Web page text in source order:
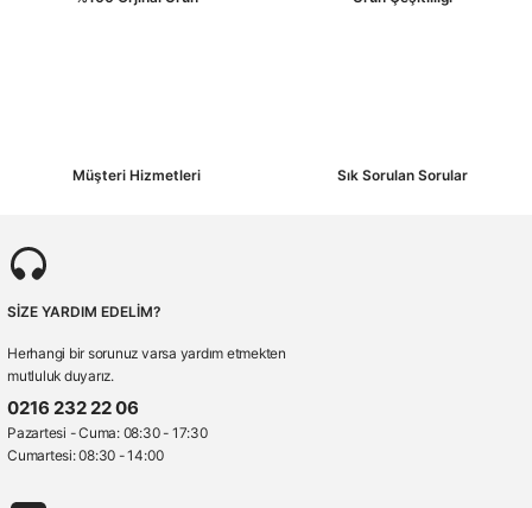
Müşteri Hizmetleri Sık Sorulan Sorular
SİZE YARDIM EDELİM?
Herhangi bir sorunuz varsa yardım etmekten
mutluluk duyarız.
0216 232 22 06
Pazartesi - Cuma: 08:30 - 17:30
Cumartesi: 08:30 - 14:00